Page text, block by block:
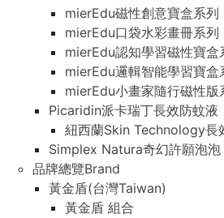
mierEdu磁性創意寶盒系列
mierEdu口袋水彩畫冊系列
mierEdu認知學習磁性寶盒
mierEdu邏輯智能學習寶盒
mierEdu小畫家隨行磁性版
Picaridin派卡瑞丁長效防蚊液
紐西蘭Skin Technology長
Simplex Natura奇幻許願泡泡
品牌總覽Brand
黃金盾(台灣Taiwan)
黃金盾 組合